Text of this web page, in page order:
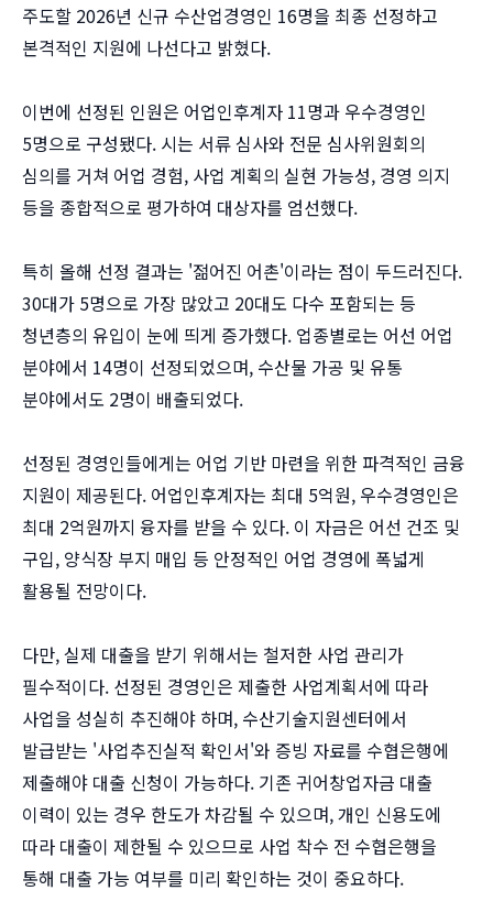
주도할 2026년 신규 수산업경영인 16명을 최종 선정하고
본격적인 지원에 나선다고 밝혔다.
이번에 선정된 인원은 어업인후계자 11명과 우수경영인
5명으로 구성됐다. 시는 서류 심사와 전문 심사위원회의
심의를 거쳐 어업 경험, 사업 계획의 실현 가능성, 경영 의지
등을 종합적으로 평가하여 대상자를 엄선했다.
특히 올해 선정 결과는 '젊어진 어촌'이라는 점이 두드러진다.
30대가 5명으로 가장 많았고 20대도 다수 포함되는 등
청년층의 유입이 눈에 띄게 증가했다. 업종별로는 어선 어업
분야에서 14명이 선정되었으며, 수산물 가공 및 유통
분야에서도 2명이 배출되었다.
선정된 경영인들에게는 어업 기반 마련을 위한 파격적인 금융
지원이 제공된다. 어업인후계자는 최대 5억원, 우수경영인은
최대 2억원까지 융자를 받을 수 있다. 이 자금은 어선 건조 및
구입, 양식장 부지 매입 등 안정적인 어업 경영에 폭넓게
활용될 전망이다.
다만, 실제 대출을 받기 위해서는 철저한 사업 관리가
필수적이다. 선정된 경영인은 제출한 사업계획서에 따라
사업을 성실히 추진해야 하며, 수산기술지원센터에서
발급받는 '사업추진실적 확인서'와 증빙 자료를 수협은행에
제출해야 대출 신청이 가능하다. 기존 귀어창업자금 대출
이력이 있는 경우 한도가 차감될 수 있으며, 개인 신용도에
따라 대출이 제한될 수 있으므로 사업 착수 전 수협은행을
통해 대출 가능 여부를 미리 확인하는 것이 중요하다.